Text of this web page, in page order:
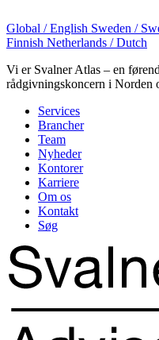
Global / English Sweden /
Finnish Netherlands / Dutch
Vi er Svalner Atlas – en
rådgivningskoncern i Norden
Services
Brancher
Team
Nyheder
Kontorer
Karriere
Om os
Kontakt
Søg